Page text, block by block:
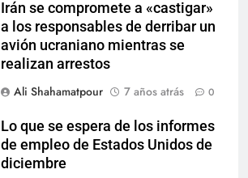
Irán se compromete a «castigar»
a los responsables de derribar un
avión ucraniano mientras se
realizan arrestos
Ali Shahamatpour
7 años atrás 0
Lo que se espera de los informes
de empleo de Estados Unidos de
diciembre